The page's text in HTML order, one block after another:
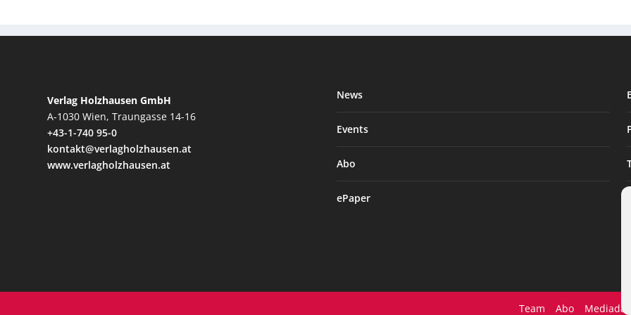
Verlag Holzhausen GmbH
A-1030 Wien, Traungasse 14-16
+43-1-740 95-0
kontakt@verlagholzhausen.at
www.verlagholzhausen.at
News
Events
Abo
ePaper
Team Abo